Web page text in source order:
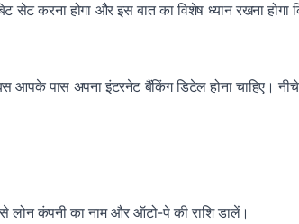
करना होगा और इस बात का विशेष ध्यान रखना
पास अपना इंटरनेट बैंकिंग डिटेल होना चाहिए।
लोन कंपनी का नाम और ऑटो-पे की राशि डालें।